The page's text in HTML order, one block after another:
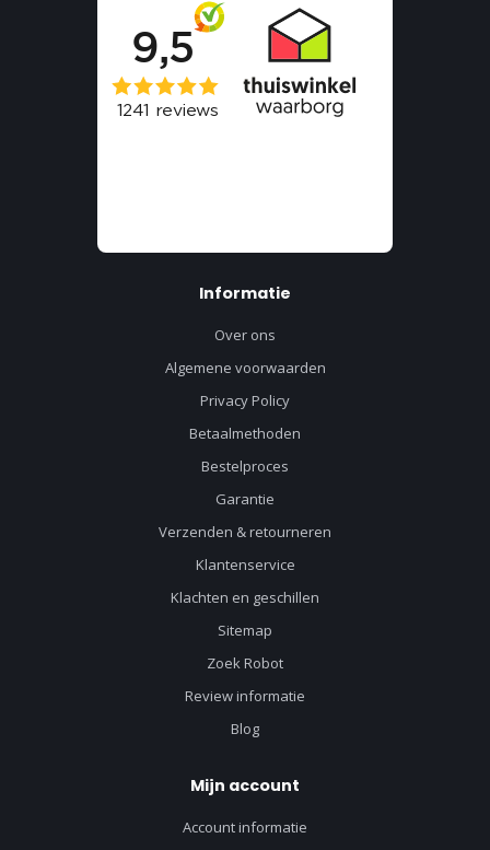
Informatie
Over ons
Algemene voorwaarden
Privacy Policy
Betaalmethoden
Bestelproces
Garantie
Verzenden & retourneren
Klantenservice
Klachten en geschillen
Sitemap
Zoek Robot
Review informatie
Blog
Mijn account
Account informatie